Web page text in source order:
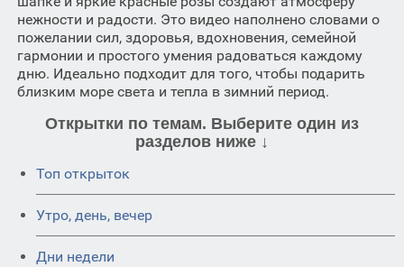
нежности и радости. Это видео наполнено словами о
пожелании сил, здоровья, вдохновения, семейной
гармонии и простого умения радоваться каждому
дню. Идеально подходит для того, чтобы подарить
близким море света и тепла в зимний период.
Открытки по темам. Выберите один из
разделов ниже ↓
Топ открыток
Утро, день, вечер
Дни недели